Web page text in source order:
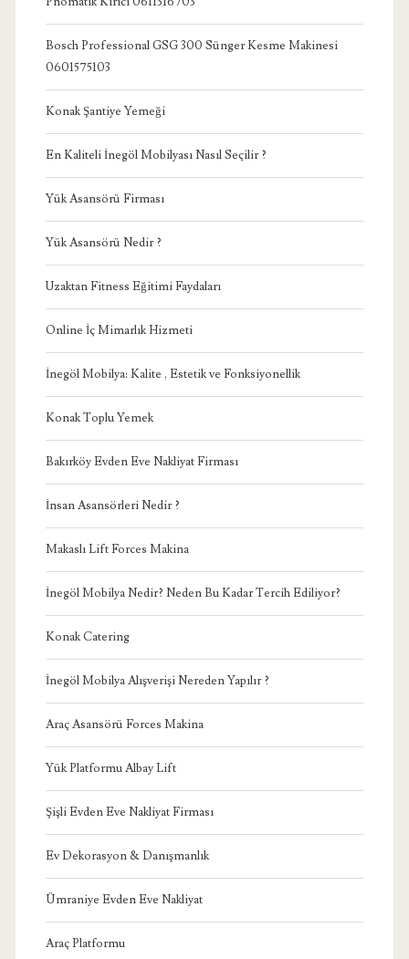
Bosch Professional GSG 300 Sünger Kesme Makinesi
0601575103
Konak Şantiye Yemeği
En Kaliteli İnegöl Mobilyası Nasıl Seçilir ?
Yük Asansörü Firması
Yük Asansörü Nedir ?
Uzaktan Fitness Eğitimi Faydaları
Online İç Mimarlık Hizmeti
İnegöl Mobilya: Kalite , Estetik ve Fonksiyonellik
Konak Toplu Yemek
Bakırköy Evden Eve Nakliyat Firması
İnsan Asansörleri Nedir ?
Makaslı Lift Forces Makina
İnegöl Mobilya Nedir? Neden Bu Kadar Tercih Ediliyor?
Konak Catering
İnegöl Mobilya Alışverişi Nereden Yapılır ?
Araç Asansörü Forces Makina
Yük Platformu Albay Lift
Şişli Evden Eve Nakliyat Firması
Ev Dekorasyon & Danışmanlık
Ümraniye Evden Eve Nakliyat
Araç Platformu